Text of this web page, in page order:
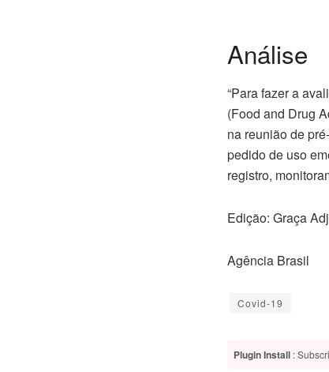
Análise
“Para fazer a
(Food and Drug
na reunião de
pedido de uso
registro,
Edição: Graça
Agência Brasil
Covid-19
Plugin Install :